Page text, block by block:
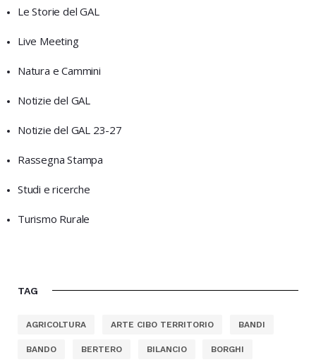
Le Storie del GAL
Live Meeting
Natura e Cammini
Notizie del GAL
Notizie del GAL 23-27
Rassegna Stampa
Studi e ricerche
Turismo Rurale
TAG
AGRICOLTURA ARTE CIBO TERRITORIO BANDI
BANDO BERTERO BILANCIO BORGHI